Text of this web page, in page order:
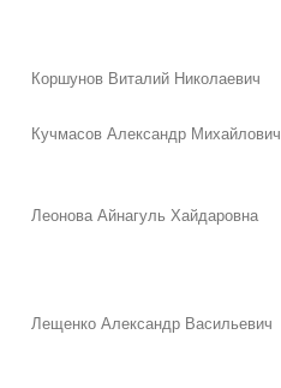
Коршунов Виталий Николаевич
Кучмасов Александр Михайлович
Леонова Айнагуль Хайдаровна
Лещенко Александр Васильевич